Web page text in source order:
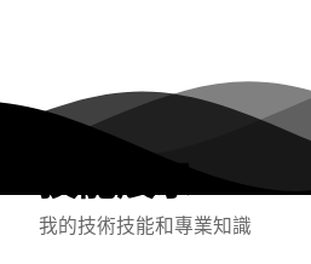
技能展示
我的技術技能和專業知識